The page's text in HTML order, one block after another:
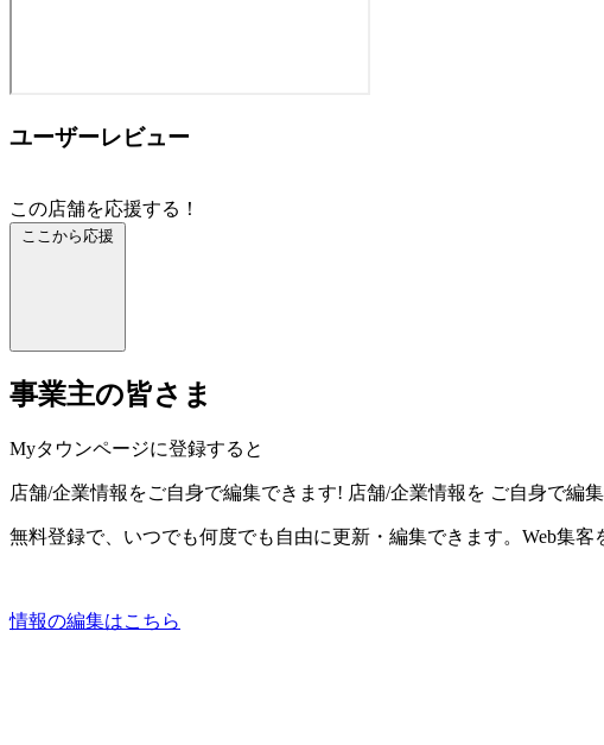
ユーザーレビュー
この店舗を応援する！
ここから応援
事業主の皆さま
Myタウンページに登録すると
店舗/企業情報をご自身で編集できます! 店舗/企業情報を ご自身で編
無料登録で、いつでも何度でも自由に更新・編集できます。Web集客
情報の編集はこちら